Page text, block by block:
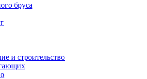
бруса
и строительство